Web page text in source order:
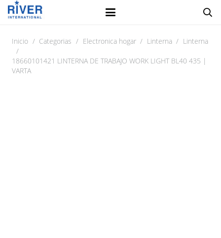
Inicio / Categorias / Electronica hogar / Linterna / Linterna
/
18660101421 LINTERNA DE TRABAJO WORK LIGHT BL40 435 |
VARTA